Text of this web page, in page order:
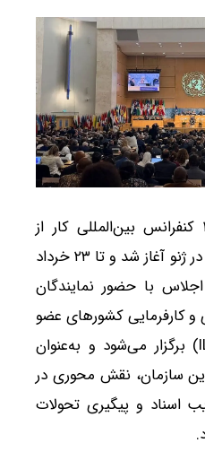
نشست ۱۱۴ کنفرانس بین‌المللی کار از
امروز دوشنبه ۱۱ خرداد ۱۴۰۵ در ژنو آغاز شد و تا ۲۳ خرداد
با حضور نمایندگان
کارفرمایی کشورهای عضو
سازمان بین‌المللی کار (ILO) برگزار می‌شود و به‌عنوان
سازمان، نقش محوری در
اسناد و پیگیری تحولات